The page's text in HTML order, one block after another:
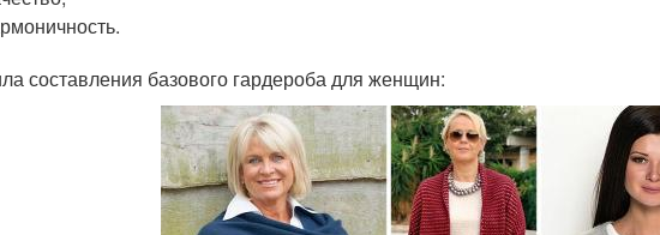
составления базового гардероба для женщин: